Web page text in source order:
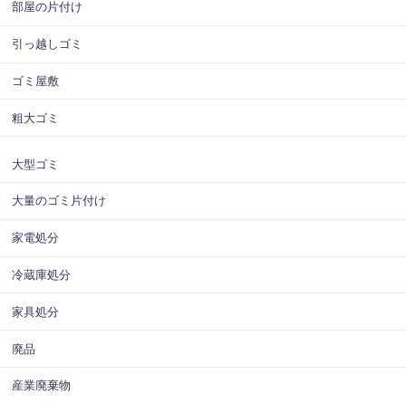
部屋の片付け
引っ越しゴミ
ゴミ屋敷
粗大ゴミ
大型ゴミ
大量のゴミ片付け
家電処分
冷蔵庫処分
家具処分
廃品
産業廃棄物